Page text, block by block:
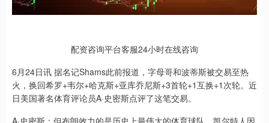
配资咨询平台客服24小时在线咨询
6月24日讯 据名记Shams此前报道，字母哥和波蒂斯被交易至热
火，换回希罗+韦尔+哈克斯+亚库乔尼斯+3首轮+1互换+1次轮。近
日美国著名体育评论员A·史密斯点评了这笔交易。
A·史密斯：但布朗效力的是历史上最伟大的体育球队。凯尔特人因